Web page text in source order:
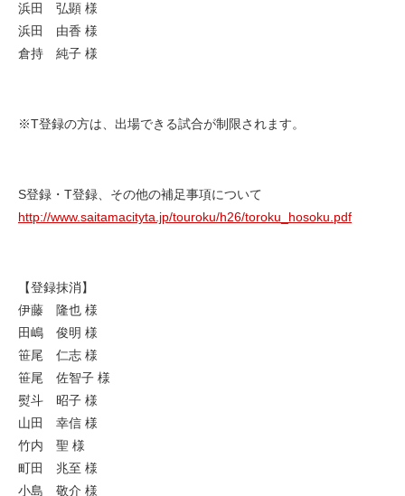
浜田 弘顕 様
浜田 由香 様
倉持 純子 様
※T登録の方は、出場できる試合が制限されます。
S登録・T登録、その他の補足事項について
http://www.saitamacityta.jp/touroku/h26/toroku_hosoku.pdf
【登録抹消】
伊藤 隆也 様
田嶋 俊明 様
笹尾 仁志 様
笹尾 佐智子 様
熨斗 昭子 様
山田 幸信 様
竹内 聖 様
町田 兆至 様
小島 敬介 様